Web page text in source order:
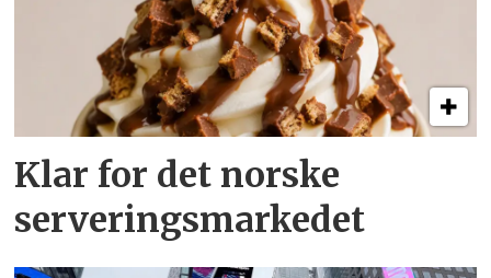
Klar for det norske
serveringsmarkedet